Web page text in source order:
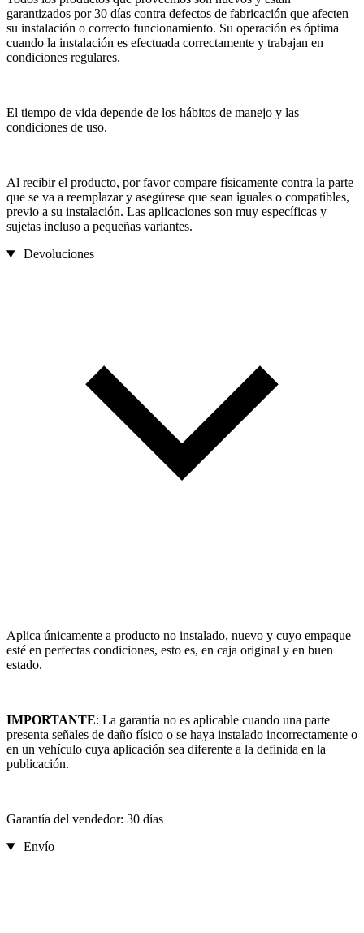
garantizados por 30 días contra defectos de fabricación que afecten
su instalación o correcto funcionamiento. Su operación es óptima
cuando la instalación es efectuada correctamente y trabajan en
condiciones regulares.
El tiempo de vida depende de los hábitos de manejo y las
condiciones de uso.
Al recibir el producto, por favor compare físicamente contra la parte
que se va a reemplazar y asegúrese que sean iguales o compatibles,
previo a su instalación. Las aplicaciones son muy específicas y
sujetas incluso a pequeñas variantes.
Devoluciones
Aplica únicamente a producto no instalado, nuevo y cuyo empaque
esté en perfectas condiciones, esto es, en caja original y en buen
estado.
IMPORTANTE: La garantía no es aplicable cuando una parte
presenta señales de daño físico o se haya instalado incorrectamente o
en un vehículo cuya aplicación sea diferente a la definida en la
publicación.
Garantía del vendedor: 30 días
Envío